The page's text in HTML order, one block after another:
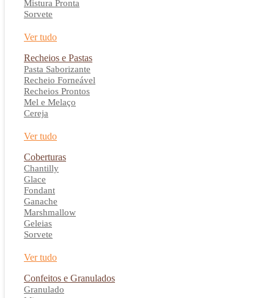
Mistura Pronta
Sorvete
Ver tudo
Recheios e Pastas
Pasta Saborizante
Recheio Forneável
Recheios Prontos
Mel e Melaço
Cereja
Ver tudo
Coberturas
Chantilly
Glace
Fondant
Ganache
Marshmallow
Geleias
Sorvete
Ver tudo
Confeitos e Granulados
Granulado